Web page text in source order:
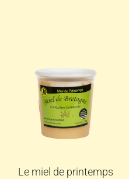
Le miel de printemps